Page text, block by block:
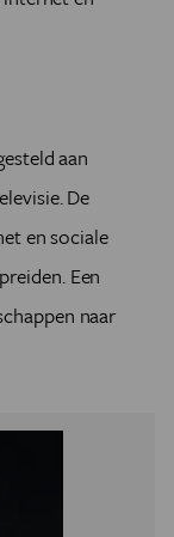
aan
De
en sociale
Een
naar